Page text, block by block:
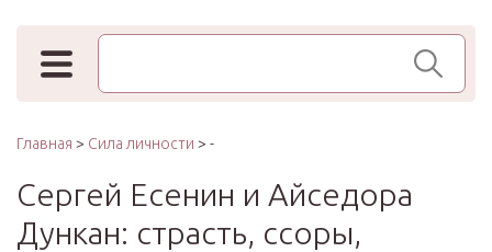
Поиск по сайту
Главная > Сила личности > -
Сергей Есенин и Айседора
Дункан: страсть, ссоры,